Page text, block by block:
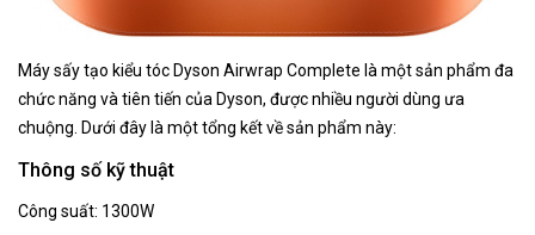
Máy sấy tạo kiểu tóc Dyson Airwrap Complete là một sản phẩm đa
chức năng và tiên tiến của Dyson, được nhiều người dùng ưa
chuộng. Dưới đây là một tổng kết về sản phẩm này:
Thông số kỹ thuật
Công suất: 1300W